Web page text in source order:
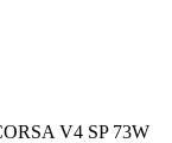
V4 SP 73W